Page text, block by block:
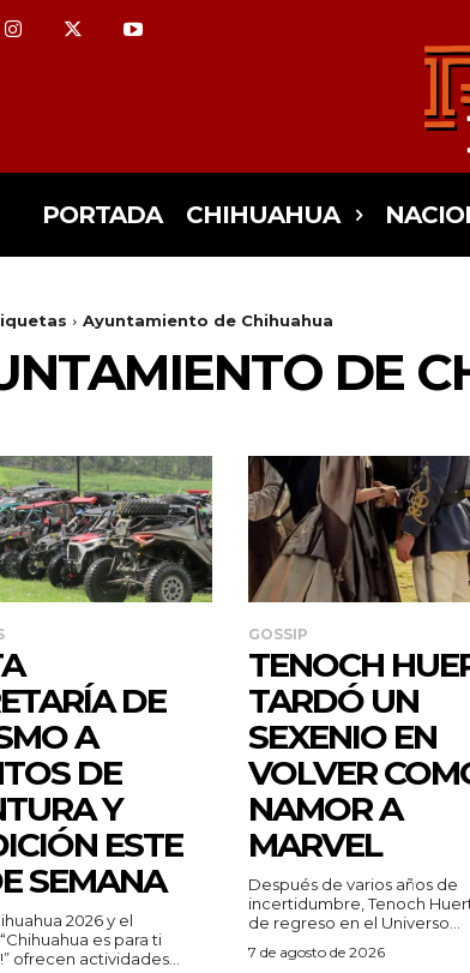
PORTADA CHIHUAHUA
Ayuntamiento de Chihuahua
DE
DE
A
DE
Y
ESTE
SEMANA
es para ti
ofrecen actividades...
GOSSIP
TENOCH
TARDÓ UN
SEXENIO EN
VOLVER
NAMOR A
MARVEL
Después de varios años de
incertidumbre, Tenoch
de regreso en el Universo...
7 de agosto de 2026